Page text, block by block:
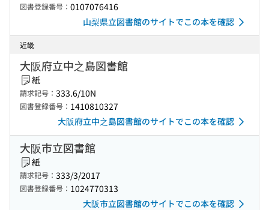
図書登録番号： 0107076416
山梨県立図書館のサイトでこの本を確認
近畿
大阪府立中之島図書館
紙
請求記号： 333.6/10N
図書登録番号： 1410810327
大阪府立中之島図書館のサイトでこの本を確認
大阪市立図書館
紙
請求記号： 333/3/2017
図書登録番号： 1024770313
大阪市立図書館のサイトでこの本を確認